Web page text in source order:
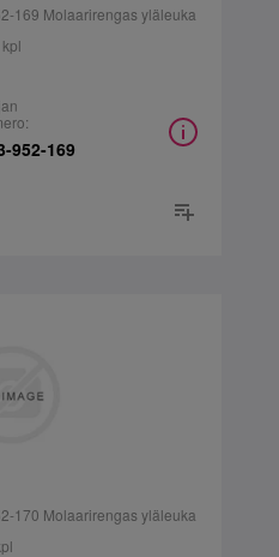
169 Molaarirengas yläleuka
952-169
170 Molaarirengas yläleuka